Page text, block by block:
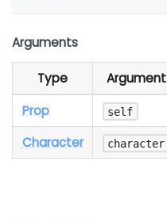
Arguments
Type Argument
Prop
self
Character character